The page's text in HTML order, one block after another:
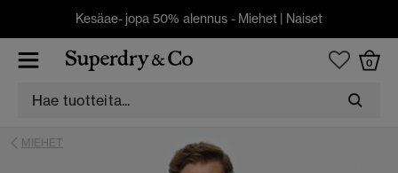
Kesäae- jopa 50% alennus - Miehet | Naiset
0
MIEHET